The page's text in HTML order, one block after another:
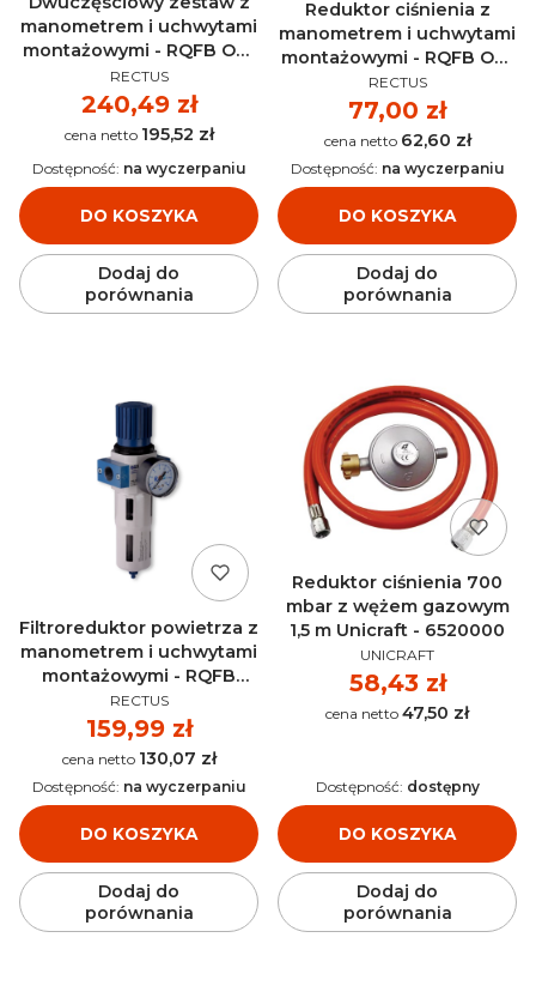
manometrem i uchwytami
montażowymi - RQFB OU-
1/2-MIDI
PRODUCENT
RECTUS
Cena
240,49 zł
Cena 195,52 zł
DO KOSZYKA
Dostępność: na wyczerpaniu
Dodaj do
porównania
Reduktor ciśnienia z
manometrem i uchwytami
montażowymi - RQFB OR-
1/4-MINI
PRODUCENT
RECTUS
Cena
77,00 zł
Cena 62,60 zł
DO KOSZYKA
Dostępność: na wyczerpaniu
Dodaj do
porównania
Filtroreduktor powietrza z
manometrem i uchwytami
montażowymi - RQFB
OFR-1/2-MIDI 40 µm
PRODUCENT
RECTUS
Cena
159,99 zł
Cena 130,07 zł
DO KOSZYKA
Dostępność: na wyczerpaniu
Dodaj do
porównania
Reduktor ciśnienia 700
mbar z wężem gazowym
1,5 m Unicraft - 6520000
PRODUCENT
UNICRAFT
Cena
58,43 zł
Cena 47,50 zł
DO KOSZYKA
Dostępność: dostępny
Dodaj do
porównania